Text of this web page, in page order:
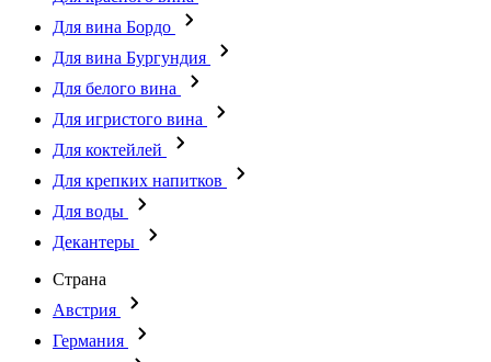
Для вина Бордо
Для вина Бургундия
Для белого вина
Для игристого вина
Для коктейлей
Для крепких напитков
Для воды
Декантеры
Страна
Австрия
Германия